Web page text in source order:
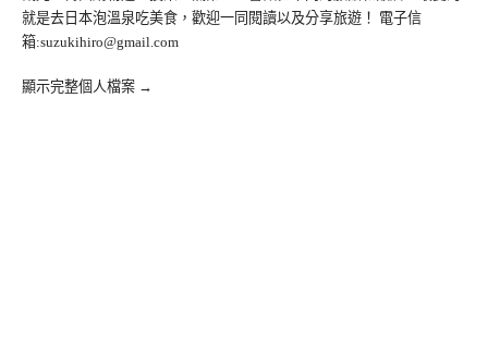
就是去日本泡溫泉吃美食，歡迎一同閱讀以及分享旅遊！ 電子信
箱:suzukihiro@gmail.com
顯示完整個人檔案 →